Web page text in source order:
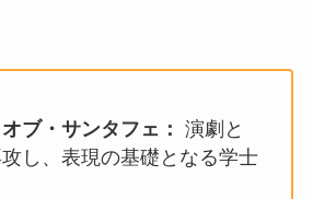
ブ・サンタフェ：
演劇と
し、表現の基礎となる学士